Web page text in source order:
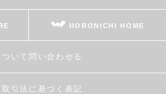
HOBONICHI HOME
いて問い合わせる
引法に基づく表記